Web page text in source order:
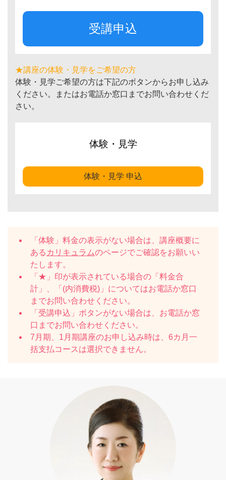
受講申込
★講座の体験・見学をご希望の方
体験・見学ご希望の方は下記のボタンからお申し込み
ください。またはお電話か窓口までお問い合わせくだ
さい。
体験・見学
体験・見学 申込
「体験」料金の表示がない場合は、講座概要に
ある カリキュラムのページでご確認をお願いい
たします。
「★」印が表示されている場合の「料金合
計」、「(内消費税)」についてはお電話か窓口
までお問い合わせください。
「受講申込」ボタンがない場合は、お電話か窓
口までお問い合わせください。
7月期、1月期講座のお申し込み時は、6カ月一
括支払コースは選択できません。